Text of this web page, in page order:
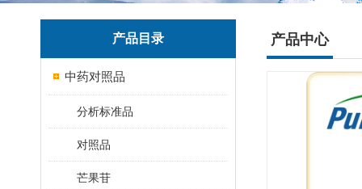
产品目录
中药对照品
分析标准品
对照品
芒果苷
产品中心